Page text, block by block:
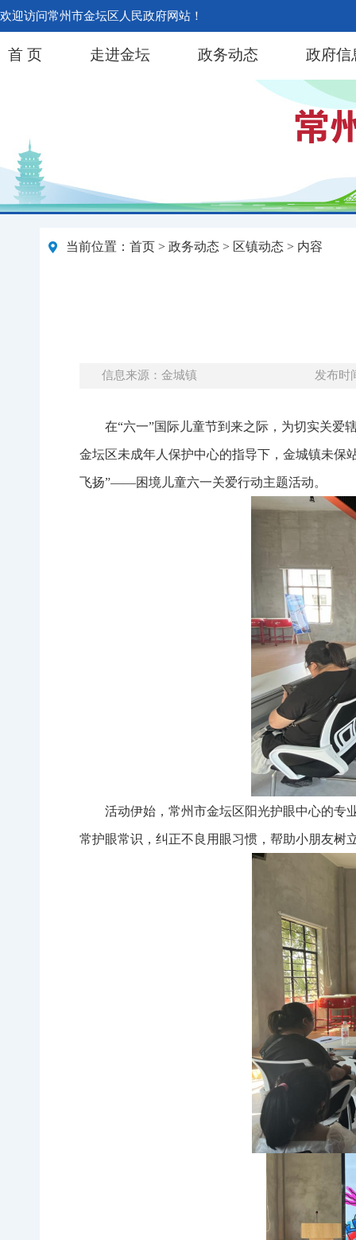
欢迎访问常州市金坛区人民政府网站！
首 页 走进金坛 政务动态 政府信
当前位置： 首页 > 政务动态 > 区镇动态 > 内容
信息来源：金城镇 发布时
在“六一”国际儿童节到来之际，为切实关爱
金坛区未成年人保护中心的指导下，金城镇未保
飞扬”——困境儿童六一关爱行动主题活动。
活动伊始，常州市金坛区阳光护眼中心的专
常护眼常识，纠正不良用眼习惯，帮助小朋友树